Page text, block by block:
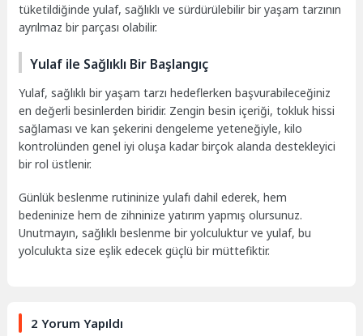
tüketildiğinde yulaf, sağlıklı ve sürdürülebilir bir yaşam tarzının
ayrılmaz bir parçası olabilir.
Yulaf ile Sağlıklı Bir Başlangıç
Yulaf, sağlıklı bir yaşam tarzı hedeflerken başvurabileceğiniz
en değerli besinlerden biridir. Zengin besin içeriği, tokluk hissi
sağlaması ve kan şekerini dengeleme yeteneğiyle, kilo
kontrolünden genel iyi oluşa kadar birçok alanda destekleyici
bir rol üstlenir.
Günlük beslenme rutininize yulafı dahil ederek, hem
bedeninize hem de zihninize yatırım yapmış olursunuz.
Unutmayın, sağlıklı beslenme bir yolculuktur ve yulaf, bu
yolculukta size eşlik edecek güçlü bir müttefiktir.
2 Yorum Yapıldı